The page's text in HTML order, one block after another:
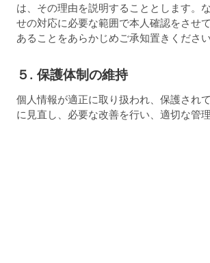
は、その理由を説明することとします。
せの対応に必要な範囲で本人確認をさせ
あることをあらかじめご承知置きください
５. 保護体制の維持
個人情報が適正に取り扱われ、保護され
に見直し、必要な改善を行い、適切な管